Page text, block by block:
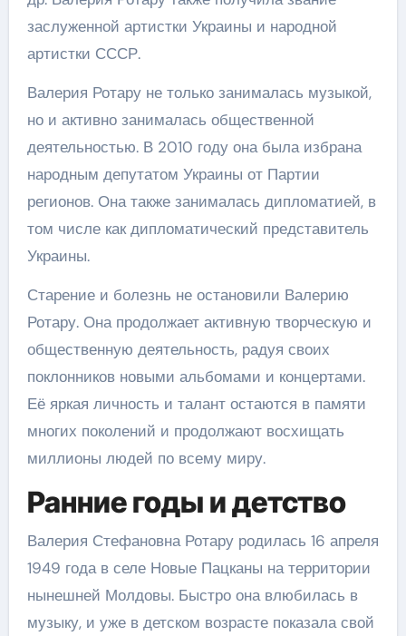
заслуженной артистки Украины и народной
артистки СССР.
Валерия Ротару не только занималась музыкой,
но и активно занималась общественной
деятельностью. В 2010 году она была избрана
народным депутатом Украины от Партии
регионов. Она также занималась дипломатией, в
том числе как дипломатический представитель
Украины.
Старение и болезнь не остановили Валерию
Ротару. Она продолжает активную творческую и
общественную деятельность, радуя своих
поклонников новыми альбомами и концертами.
Её яркая личность и талант остаются в памяти
многих поколений и продолжают восхищать
миллионы людей по всему миру.
Ранние годы и детство
Валерия Стефановна Ротару родилась 16 апреля
1949 года в селе Новые Пацканы на территории
нынешней Молдовы. Быстро она влюбилась в
музыку, и уже в детском возрасте показала свой